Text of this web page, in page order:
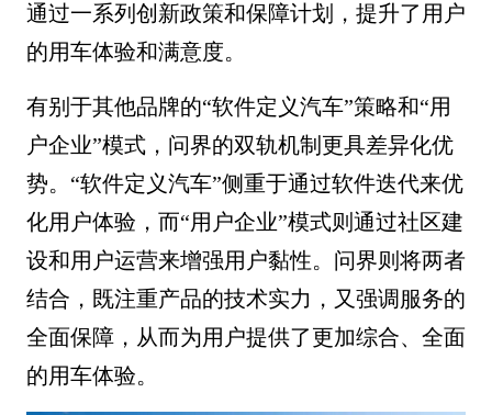
通过一系列创新政策和保障计划，提升了用户
的用车体验和满意度。
有别于其他品牌的“软件定义汽车”策略和“用
户企业”模式，问界的双轨机制更具差异化优
势。“软件定义汽车”侧重于通过软件迭代来优
化用户体验，而“用户企业”模式则通过社区建
设和用户运营来增强用户黏性。问界则将两者
结合，既注重产品的技术实力，又强调服务的
全面保障，从而为用户提供了更加综合、全面
的用车体验。